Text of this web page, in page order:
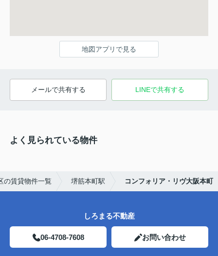
地図アプリで見る
メールで共有する LINEで共有する
よく見られている物件
の賃貸物件一覧 堺筋本町駅 コンフォリア・リヴ大阪本町
しろまる不動産
06-4708-7608 お問い合わせ